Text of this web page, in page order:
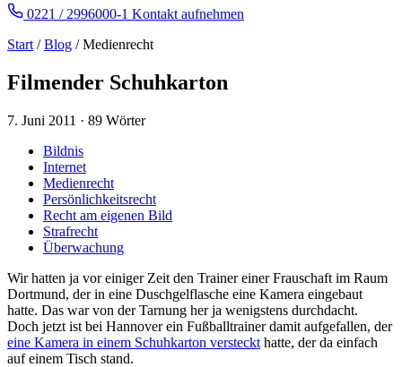
0221 / 2996000-1 Kontakt aufnehmen
Start /Blog / Medienrecht
Filmender Schuhkarton
7. Juni 2011 · 89 Wörter
Bildnis
Internet
Medienrecht
Persönlichkeitsrecht
Recht am eigenen Bild
Strafrecht
Überwachung
Wir hatten ja vor einiger Zeit den Trainer einer Frauschaft im Raum
Dortmund, der in eine Duschgelflasche eine Kamera eingebaut
hatte. Das war von der Tarnung her ja wenigstens durchdacht.
Doch jetzt ist bei Hannover ein Fußballtrainer damit aufgefallen, der
eine Kamera in einem Schuhkarton versteckt hatte, der da einfach
auf einem Tisch stand.